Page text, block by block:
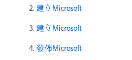
建立Microsoft
建立Microsoft
發佈Microsoft